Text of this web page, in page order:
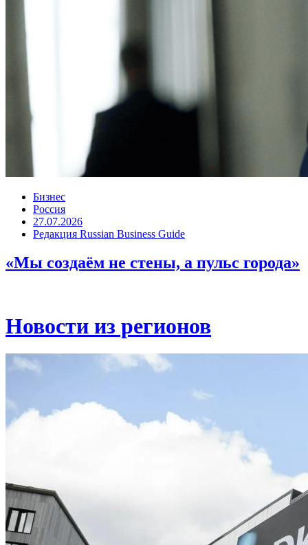
Бизнес
Россия
27.07.2026
Редакция Russian Business Guide
«Мы создаём не стены, а пульс города»
Новости из регионов